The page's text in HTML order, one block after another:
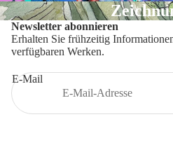
Newsletter abonnieren
Erhalten Sie frühzeitig
verfügbaren Werken.
E-Mail
Datenschutzerklärung
Kontaktinformationen
Impressum